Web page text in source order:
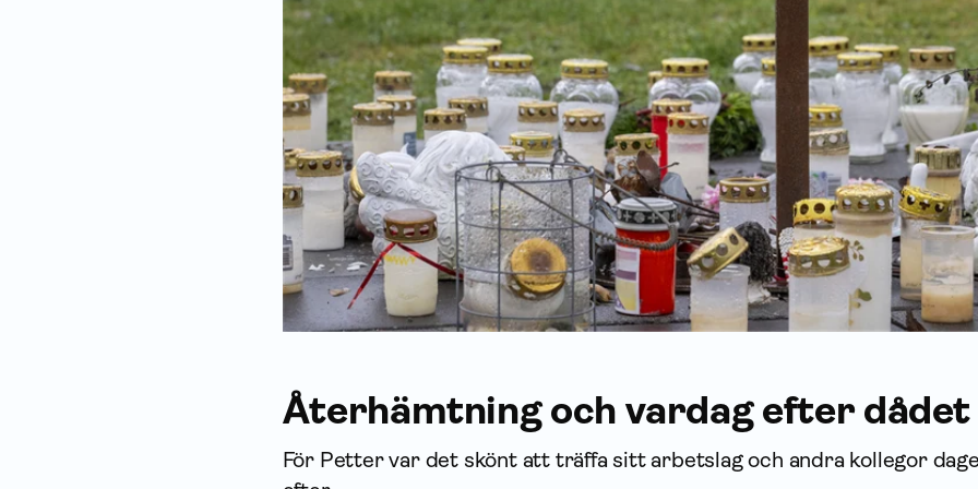
Återhämtning och vardag efter dådet
För Petter var det skönt att träffa sitt arbetslag och andra kollegor